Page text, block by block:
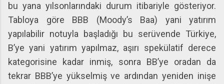
bu yana yılsonlarındaki durum itibariyle gösteriyor.
Tabloya göre BBB (Moody’s Baa) yani yatırım
yapılabilir notuyla başladığı bu serüvende Türkiye,
B’ye yani yatırım yapılmaz, aşırı spekülatif derece
kategorisine kadar inmiş, sonra BB’ye oradan da
tekrar BBB’ye yükselmiş ve ardından yeniden inişe